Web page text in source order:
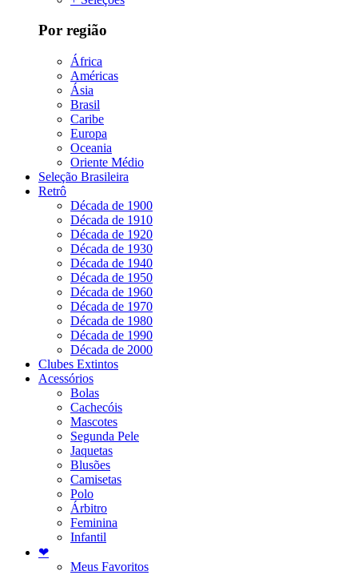
Por região
África
Américas
Ásia
Brasil
Caribe
Europa
Oceania
Oriente Médio
Seleção Brasileira
Retrô
Década de 1900
Década de 1910
Década de 1920
Década de 1930
Década de 1940
Década de 1950
Década de 1960
Década de 1970
Década de 1980
Década de 1990
Década de 2000
Clubes Extintos
Acessórios
Bolas
Cachecóis
Mascotes
Segunda Pele
Jaquetas
Blusões
Camisetas
Polo
Árbitro
Feminina
Infantil
❤
Meus Favoritos